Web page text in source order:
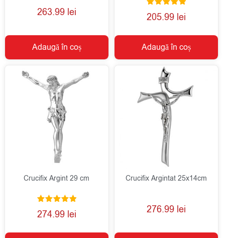
263.99 lei
Adaugă în coș
Evaluat la
5.00
205.99 lei
Adaugă în coș
Crucifix Argint 29 cm
Evaluat la
5.00
274.99 lei
Crucifix Argintat 25x14cm
276.99 lei